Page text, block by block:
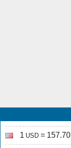
1 USD = 157.70